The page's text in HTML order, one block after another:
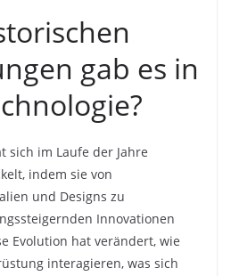
gab es in
sich im Laufe der Jahre
indem sie von
und Designs zu
Innovationen
Evolution hat verändert, wie
interagieren, was sich